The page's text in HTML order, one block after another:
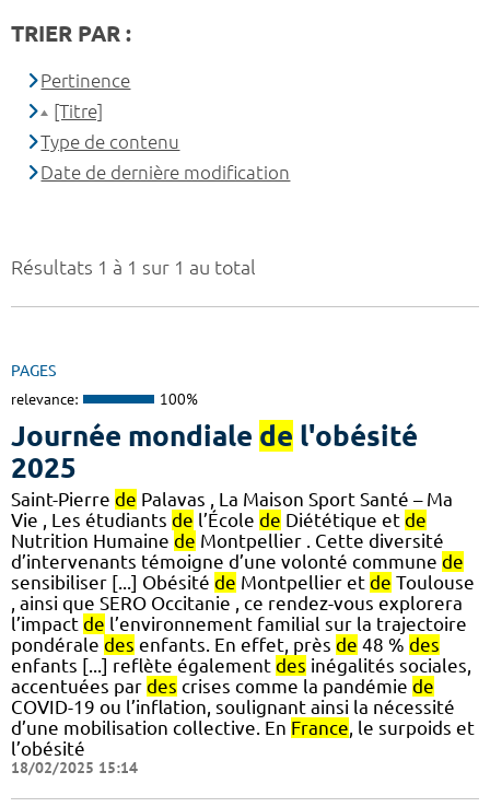
Résultats 1 à 1 sur 1 au total
PAGES
relevance: 100%
Journée mondiale de l'obésité
2025
Saint-Pierre de Palavas , La Maison Sport Santé – Ma
Vie , Les étudiants de l’École de Diététique et de
Nutrition Humaine de Montpellier . Cette diversité
d’intervenants témoigne d’une volonté commune de
sensibiliser [...] Obésité de Montpellier et de Toulouse
, ainsi que SERO Occitanie , ce rendez-vous explorera
l’impact de l’environnement familial sur la trajectoire
pondérale des enfants. En effet, près de 48 % des
enfants [...] reflète également des inégalités sociales,
accentuées par des crises comme la pandémie de
COVID-19 ou l’inflation, soulignant ainsi la nécessité
d’une mobilisation collective. En France , le surpoids et
l’obésité
18/02/2025 15:14
TRIER PAR :
Pertinence
[Titre]
Type de contenu
Date de dernière modification